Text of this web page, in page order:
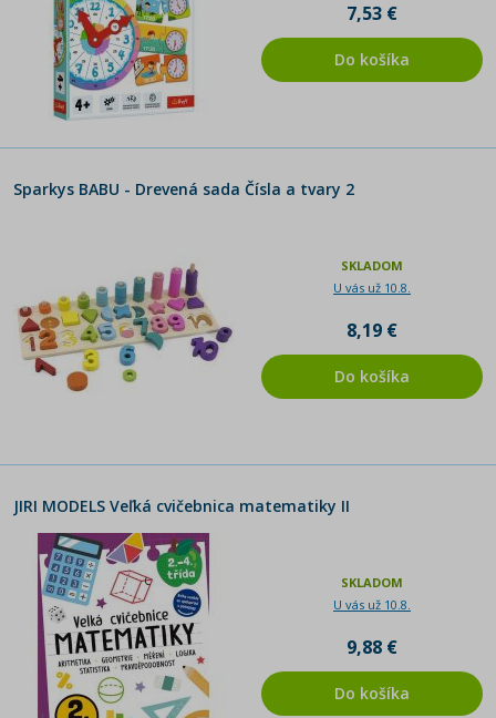
7,53 €
Do košíka
Sparkys BABU - Drevená sada Čísla a tvary 2
SKLADOM
U vás už 10.8.
8,19 €
Do košíka
JIRI MODELS Veľká cvičebnica matematiky II
SKLADOM
U vás už 10.8.
9,88 €
Do košíka